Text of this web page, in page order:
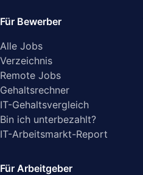
Für Bewerber
Alle Jobs
Verzeichnis
Remote Jobs
Gehaltsrechner
IT-Gehaltsvergleich
Bin ich unterbezahlt?
IT-Arbeitsmarkt-Report
Für Arbeitgeber